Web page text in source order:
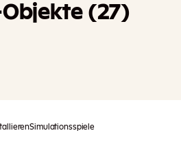
(27)
Simulationsspiele